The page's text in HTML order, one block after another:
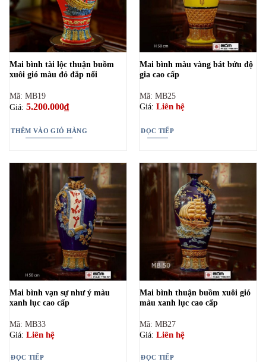
Mai bình tài lộc thuận buồm
xuôi gió màu đỏ đắp nổi
Mã: MB19
Giá: 5.200.000₫
THÊM VÀO GIỎ HÀNG
Mai bình màu vàng bát bửu độ
gia cao cấp
Mã: MB25
Giá: Liên hệ
ĐỌC TIẾP
Mai bình vạn sự như ý màu
xanh lục cao cấp
Mã: MB33
Giá: Liên hệ
ĐỌC TIẾP
Mai bình thuận buồm xuôi gió
màu xanh lục cao cấp
Mã: MB27
Giá: Liên hệ
ĐỌC TIẾP